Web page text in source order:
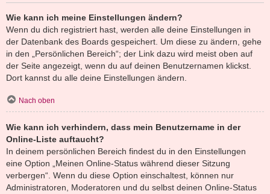
Wie kann ich meine Einstellungen ändern?
Wenn du dich registriert hast, werden alle deine Einstellungen in
der Datenbank des Boards gespeichert. Um diese zu ändern, gehe
in den „Persönlichen Bereich“; der Link dazu wird meist oben auf
der Seite angezeigt, wenn du auf deinen Benutzernamen klickst.
Dort kannst du alle deine Einstellungen ändern.
Nach oben
Wie kann ich verhindern, dass mein Benutzername in der
Online-Liste auftaucht?
In deinem persönlichen Bereich findest du in den Einstellungen
eine Option „Meinen Online-Status während dieser Sitzung
verbergen“. Wenn du diese Option einschaltest, können nur
Administratoren, Moderatoren und du selbst deinen Online-Status